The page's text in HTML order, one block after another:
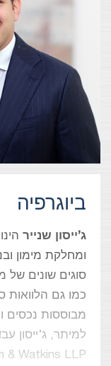
ביוגרפיה
ג’ייסון שנייר
ומחלקת מימון
סוגים שונים של
כמו גם הלוואות
מבוססות נכסים